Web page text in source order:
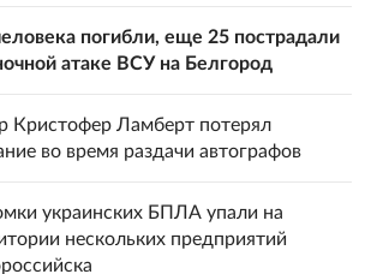
погибли, еще 25 пострадали
атаке ВСУ на Белгород
Кристофер Ламберт потерял
во время раздачи автографов
украинских БПЛА упали на
нескольких предприятий